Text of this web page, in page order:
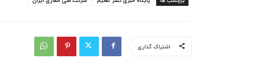
اشتراک گذاری